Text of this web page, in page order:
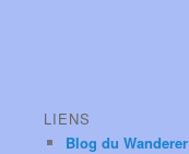
LIENS
Blog du Wanderer